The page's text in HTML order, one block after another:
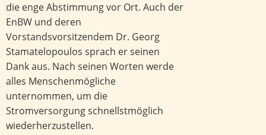
die enge Abstimmung vor Ort. Auch der
EnBW und deren
Vorstandsvorsitzendem Dr. Georg
Stamatelopoulos sprach er seinen
Dank aus. Nach seinen Worten werde
alles Menschenmögliche
unternommen, um die
Stromversorgung schnellstmöglich
wiederherzustellen.